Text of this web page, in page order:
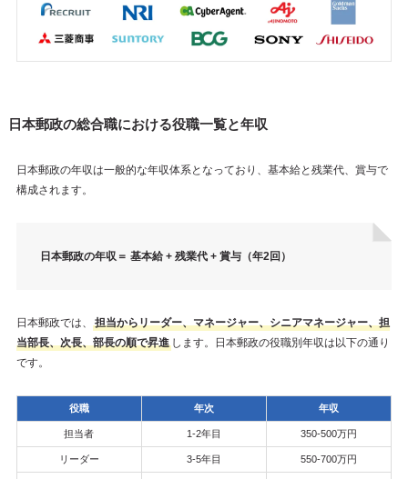
日本郵政の総合職における役職一覧と年収
日本郵政の年収は一般的な年収体系となっており、基本給と残業代、賞与で
構成されます。
日本郵政の年収＝ 基本給 + 残業代 + 賞与（年2回）
日本郵政では、
担当からリーダー、マネージャー、シニアマネージャー、担
当部長、次長、部長の順で昇進します。日本郵政の役職別年収は以下の通り
です。
役職 年次 年収
担当者 1-2年目 350-500万円
リーダー 3-5年目 550-700万円